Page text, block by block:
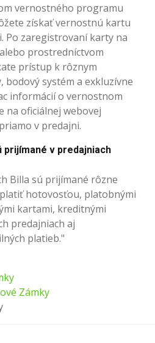
vernostného programu
získať vernostnú kartu
Po zaregistrovaní karty na
prostredníctvom
prístup k rôznym
bodový systém a exkluzívne
informácií o vernostnom
na oficiálnej webovej
v predajni.
prijímané v predajniach
Billa sú prijímané rôzne
hotovosťou, platobnými
kartami, kreditnými
predajniach aj
platieb."
Zámky